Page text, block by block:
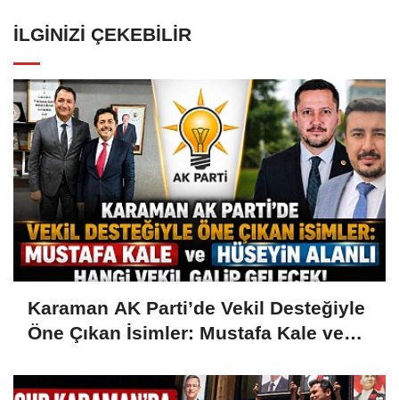
İLGINIZI ÇEKEBILIR
Karaman AK Parti’de Vekil Desteğiyle
Öne Çıkan İsimler: Mustafa Kale ve